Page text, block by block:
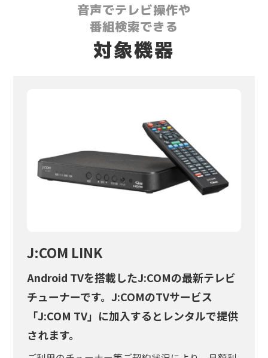
音声でテレビ操作や
番組検索できる
対象機器
J:COM LINK
Android TVを搭載したJ:COMの最新テレビ
チューナーです。J:COMのTVサービス
「J:COM TV」に加入するとレンタルで提供
されます。